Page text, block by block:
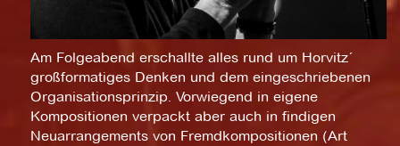
Am Folgeabend erschallte alles rund um Horvitz´
großformatiges Denken und dem eingeschriebenen
Organisationsprinzip. Vorwiegend in eigene
Kompositionen verpackt aber auch in findigen
Neuarrangements von Fremdkompositionen (Art